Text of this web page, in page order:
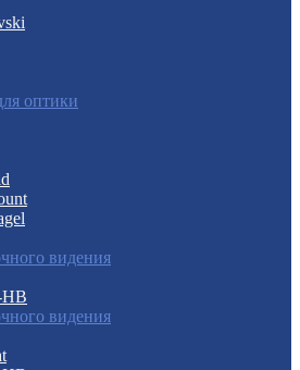
оптики
видения
НВ
видения